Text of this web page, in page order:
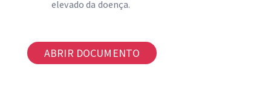
elevado da doença.
ABRIR DOCUMENTO